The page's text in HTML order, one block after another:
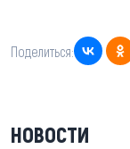
Поделиться:
НОВОСТИ